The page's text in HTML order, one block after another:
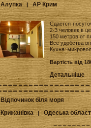
Алупка |АР Крим
Сдается
2-3 человек,в
150 метров от
Все удобства
Кухня:
Вартість від
Детальніше
Відпочинок біля моря
Крижанівка |Одеська